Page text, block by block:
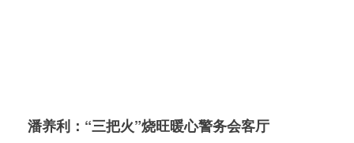
潘养利：“三把火”烧旺暖心警务会客厅